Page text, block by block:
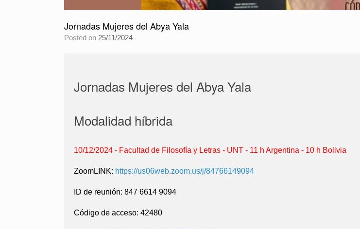
Jornadas Mujeres del Abya Yala
Posted on 25/11/2024
Jornadas Mujeres del Abya Yala
Modalidad híbrida
10/12/2024 - Facultad de Filosofía y Letras - UNT - 11 h Argentina - 10 h Bolivia
ZoomLINK: https://us06web.zoom.us/j/84766149094
ID de reunión: 847 6614 9094
Código de acceso: 42480